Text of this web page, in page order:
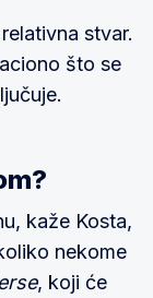
stvar.
što se
kaže Kosta,
nekome
, koji će